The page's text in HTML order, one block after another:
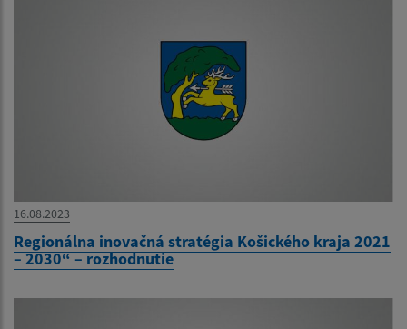
16.08.2023
Regionálna inovačná stratégia Košického kraja 2021
– 2030“ – rozhodnutie